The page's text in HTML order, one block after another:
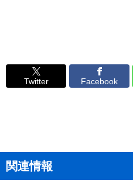
Twitter Facebook
関連情報